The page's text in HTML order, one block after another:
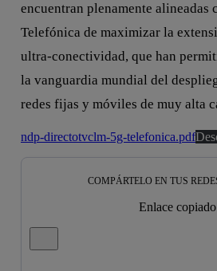
encuentran plenamente alineadas
Telefónica de maximizar la
ultra-conectividad, que han
la vanguardia mundial del
redes fijas y móviles de muy alta
ndp-directotvclm-5g-telefonica.pdf
COMPÁRTELO EN TUS
Enlace